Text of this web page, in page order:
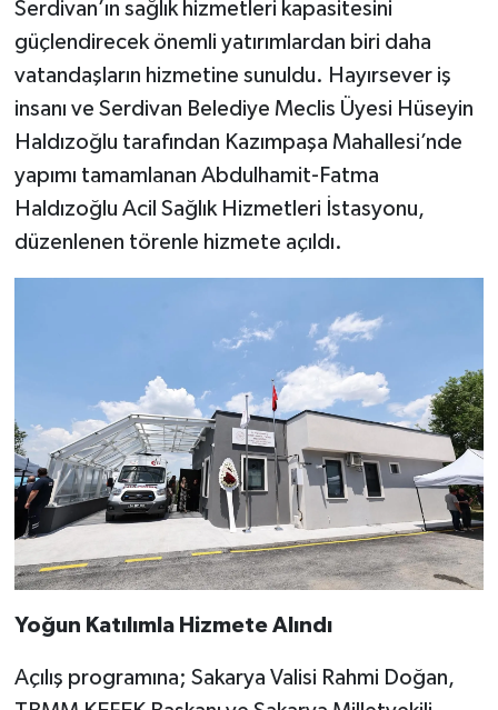
Serdivan’ın sağlık hizmetleri kapasitesini
güçlendirecek önemli yatırımlardan biri daha
vatandaşların hizmetine sunuldu. Hayırsever iş
insanı ve Serdivan Belediye Meclis Üyesi Hüseyin
Haldızoğlu tarafından Kazımpaşa Mahallesi’nde
yapımı tamamlanan Abdulhamit-Fatma
Haldızoğlu Acil Sağlık Hizmetleri İstasyonu,
düzenlenen törenle hizmete açıldı.
Yoğun Katılımla Hizmete Alındı
Açılış programına; Sakarya Valisi Rahmi Doğan,